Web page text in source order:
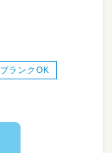
ブランクOK